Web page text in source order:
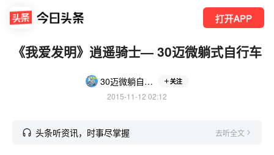
打开APP
《我爱发明》逍遥骑士— 30迈微躺式自行车
30迈微躺自行车 关注
2015-11-12 02:12
头条听资讯，时事尽掌握 去听全文